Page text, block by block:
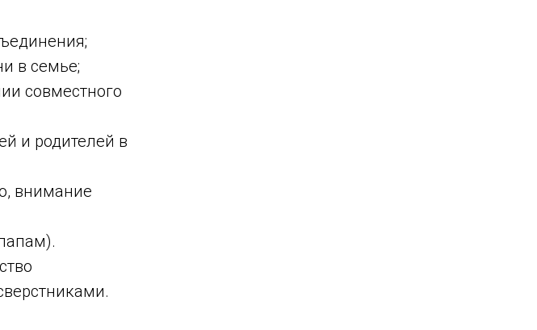
в семье;
совместного
и родителей в
внимание